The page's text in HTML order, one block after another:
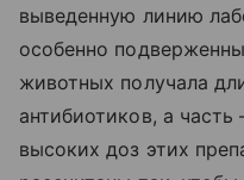
выведенную линию
особенно
животных получала
антибиотиков, а
высоких доз этих